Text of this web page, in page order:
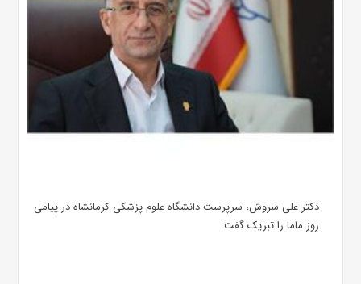
دکتر علی سروش، سرپرست دانشگاه علوم پزشکی کرمانشاه در پیامی
روز ماما را تبریک گفت